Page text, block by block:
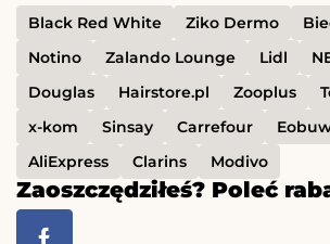
Black Red White Ziko Dermo
Notino
Zalando Lounge Lidl
Douglas
Hairstore.pl Zooplus
x-kom
Sinsay Carrefour
AliExpress
Clarins Modivo
Zaoszczędziłeś? Poleć